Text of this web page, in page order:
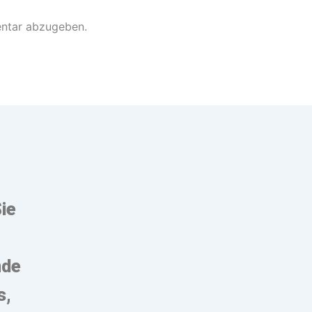
abzugeben.